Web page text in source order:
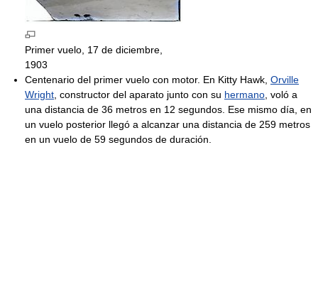
Primer vuelo, 17 de diciembre,
1903
Centenario del primer vuelo con motor. En Kitty Hawk, Orville
Wright , constructor del aparato junto con su hermano , voló a
una distancia de 36 metros en 12 segundos. Ese mismo día, en
un vuelo posterior llegó a alcanzar una distancia de 259 metros
en un vuelo de 59 segundos de duración.